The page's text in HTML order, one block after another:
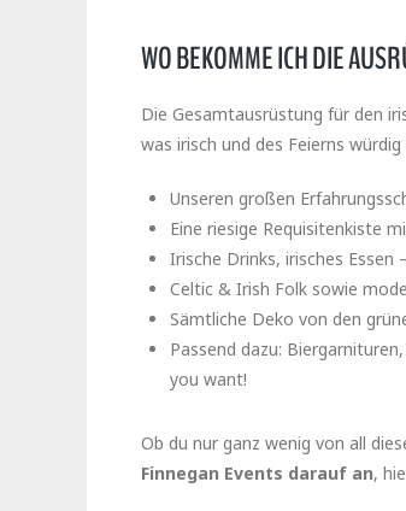
WO BEKOMME ICH DIE
Die Gesamtausrüstung für den
was irisch und des Feierns würdig
Unseren großen
Eine riesige Requisitenkiste
Irische Drinks, irisches Essen
Celtic & Irish Folk sowie
Sämtliche Deko von den
Passend dazu:
you want!
Ob du nur ganz wenig von all
Finnegan Events darauf an,